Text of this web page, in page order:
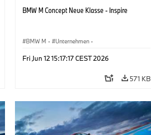
BMW M Concept Neue Klasse - Inspire
BMW M · Unternehmen ·
Fri Jun 12 15:17:17 CEST 2026
571 KB